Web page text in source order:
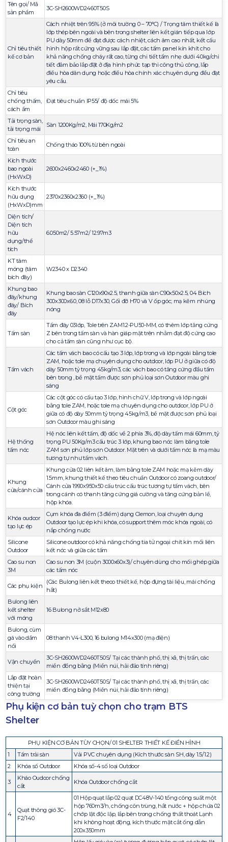
Tên gọi/ Mã
sản phẩm
3C-SH2600WD2460T50S
Chỉ tiêu thiết
kế cơ bản
Cách nhiệt trên 95% (ở môi trường 0 – 70°C) / Trọng tâm thiết kế là
lớp thép bên ngoài và bên trong shelter liên kết gián tiếp qua lớp
PU dày 50mm để đạt được cách nhiệt, cách âm cao nhất, kết cấu
hình hộp rất cứng vững sau lắp đặt, các tấm panel kín khít cho
khả năng chống cháy rất cao, từng chi tiết tấm nhẹ dưới 40kg/chi
tiết đảm bảo lắp đặt ở địa hình phức tạp thi công thủ công, lắp
điều hòa dân dụng hoặc điều hòa chính xác chuyên dụng đều đạt
yêu cầu.
Chỉ tiêu
chống thấm,
cách ẩm
Đạt tiêu chuẩn IP55/ độ dốc mái 5%
Tải trọng sàn,
tải trọng mái
Sàn 1200Kg/m2, Mái 170Kg/m2
Chỉ tiêu an
toàn
Chống tháo 100% từ bên ngoài
Kích thước
bao ngoài
(HxWxD)
2600x2460x2460 (+_1%)
Kích thước
hữu dụng
(HxWxD)mm
2370x2360x2360 (+_1%)
Diện tích/
Diện tích
hữu
dụng/thể
tích
6.050m2/ 5.57m2/ 12.97m3
KT tâm
móng (tâm
bích đáy)
W2340 x D2340
Khung bao
đáy/khung
đáy/ Bích
đáy
Khung bao sàn C120x90x2.5, thanh giữa sàn C90x50x2.5, 04 Bích
300x300x6.0, 08 lỗ D17x30, Gối đỡ H70 và V ốp góc; mạ kẽm nhúng
nóng
Tấm sàn
Tấm đáy 03lớp, Tole trên ZAM1.2-PU50-MM, có thêm lớp tăng cứng
Z bên trong tấm sàn và hàn giáp mặt trên nhằm đạt độ cứng cao
cho cả tấm sàn cũng như cục bộ.
Tấm vách
Các tấm vách bao có cấu tạo 3 lớp, lớp trong và lớp ngoài bằng tole
ZAM, hoặc tole mạ chuyên dụng cho outdoor, lớp PU ở giữa có độ
dày 50mm tỷ trọng 45kg/m3, các vách bao có tăng cứng đầu tấm
bên trong , bề mặt tấm được sơn phủ loại sơn Outdoor màu ghi
sáng
Cột góc
Các cột góc có cấu tạo 3 lớp, hình chữ V, lớp trong và lớp ngoài
bằng tole ZAM, hoặc tole mạ chuyên dụng cho outdoor, lớp PU ở
giữa có độ dày 50mm tỷ trọng 45kg/m3, bề mặt được sơn phủ loại
sơn Outdoor màu ghi sáng
Hệ thống
tấm nóc
Hệ nóc liên kết tấm, độ dốc về 2 phía 3%, độ dày tấm mái 60mm, tỷ
trọng PU 50Kg/m3 cấu trúc 3 lớp, khung bao nóc làm băng tole
ZAM sơn phủ lớp sơn Outdoor. Mặt trên và dưới tấm nóc là mạ màu
tương tự như tấm vách.
Khung
cửa/cánh cửa
Khung cửa 02 liên kết âm, làm bằng tole ZAM hoặc mạ kẽm dày
1.5mm, khung thiết kế theo tiêu chuẩn Outdoor có zoang outdoor/
Cánh cửa 1990x950x50 cấu trúc cấu trúc tương tự tấm vách, bên
trong cánh có thanh tăng cứng giá cường và tăng cứng bản lề,
hộp khóa.
Khóa oudoor
tạo lực ép
Cụm khóa đa điểm (3 điểm) dạng Clemon, loại chuyên dụng
Outdoor tạo lực ép khi khóa, có support thêm móc khóa ngoài, có
nắp chống nước
Silicone
Outdoor
Silicone outdoor có khả năng chống tia tử ngoại chít kín mối liên
kết nóc và giữa các tấm
Cao su non
3M
Cao su non 3M (cuộn 3000x60x3)/ chuyên dùng cho mối ghép giữa
các tấm nóc
Các phụ kiện
(Các Bulong liên kết theoo thiết kế, hộp đựng tài liệu, mái chống
hắt)
Bulong liên
kết shelter
với móng
16 Bulong nở sắt M12x80
Bulong, cùm
gá vào dầm
nổi
08 thanh V4-L300, 16 bulong M14x300 (mạ điện)
Vận chuyển
3C-SH2600WD2460T50S/ Tại các thành phố, thị xã, thị trấn, các
miền đồng bằng (Miền núi, hải đảo tính riêng)
Lắp đặt hoàn
thiện tại
công trường
3C-SH2600WD2460T50S/ Tại các thành phố, thị xã, thị trấn, các
miền đồng bằng (Miền núi, hải đảo tính riêng)
Phụ kiện cơ bản tuỳ chọn cho trạm BTS
Shelter
PHỤ KIỆN CƠ BẢN TÙY CHỌN/ 01 SHELTER THIẾT KẾ ĐIỂN HÌNH
1
Tấm trải sàn
Vải PVC chuyên dụng (Kích thước sàn SH, dày 1.5/1.2)
2
Khóa số Outdoor Khóa số-4 số loại Outdoor
3
Kháo Oudoor chống
cắt
Khóa Outdoor chống cắt
4
Quạt thông gió 3C-
F2/140
01 Hộp quạt lắp 02 quạt DC48V-140 tổng công suất một
hộp 760m3/h, chống côn trùng, hắt nước + hộp chứa 02
chớp lật độc lập, lắp bên trong chống thất thoát Lạnh
khi không hoạt động, kích thước mặt cắt ống dẫn
200x350mm